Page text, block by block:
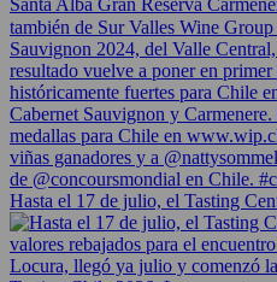
Hasta el 17 de julio, el Tasting